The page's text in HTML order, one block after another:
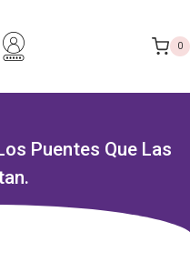
0
Puentes Que Las